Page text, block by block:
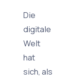
Die
digitale
Welt
hat
sich, als